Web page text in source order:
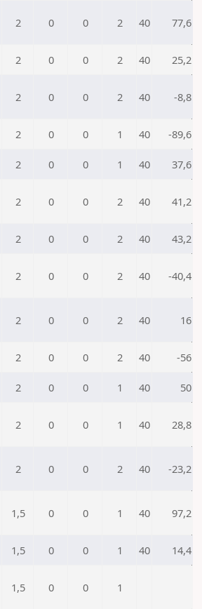
2 0 0 2 40 77,6
2 0 0 2 40 25,2
2 0 0 2 40 -8,8
2 0 0 1 40 -89,6
2 0 0 1 40 37,6
2 0 0 2 40 41,2
2 0 0 2 40 43,2
2 0 0 2 40 -40,4
2 0 0 2 40 16
2 0 0 2 40 -56
2 0 0 1 40 50
2 0 0 1 40 28,8
2 0 0 2 40 -23,2
1,5 0 0 1 40 97,2
1,5 0 0 1 40 14,4
1,5 0 0 1